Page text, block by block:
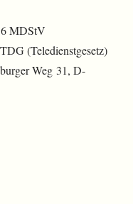
MDStV
(Teledienstgesetz)
Weg 31, D-